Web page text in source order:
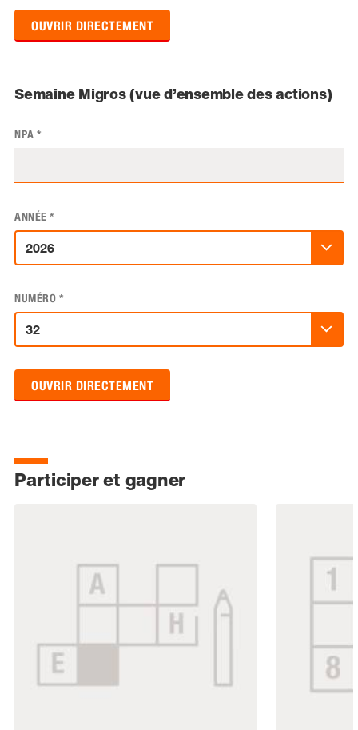
OUVRIR DIRECTEMENT
Semaine Migros (vue d’ensemble des actions)
NPA *
ANNÉE *
NUMÉRO *
OUVRIR DIRECTEMENT
Participer et gagner